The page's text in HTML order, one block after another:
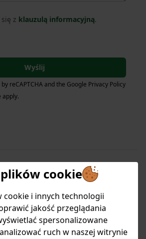
cookie
cookie i innych technologii
jakość przeglądania
spersonalizowane
ruch w naszej witrynie
z klauzulą informacyjną.
Wyślij
reCAPTCHA and the Google Privacy Policy
apply.
pomóc?
dyspozycji od poniedziałku
w godzinach